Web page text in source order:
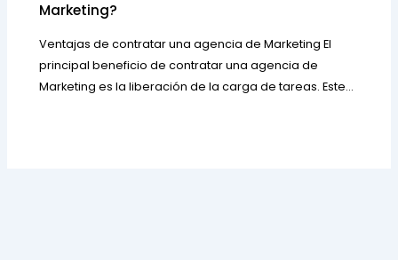
Marketing?
Ventajas de contratar una agencia de Marketing El
principal beneficio de contratar una agencia de
Marketing es la liberación de la carga de tareas. Este…